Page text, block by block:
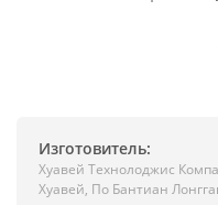
Изготовитель:
Хуавей Технолоджис
Хуавей, По Бантиан